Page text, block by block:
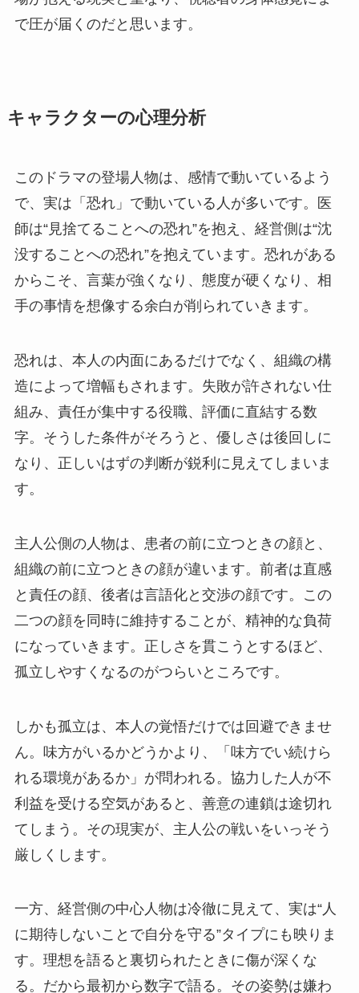
で圧が届くのだと思います。
キャラクターの心理分析
このドラマの登場人物は、感情で動いているよう
で、実は「恐れ」で動いている人が多いです。医
師は“見捨てることへの恐れ”を抱え、経営側は“沈
没することへの恐れ”を抱えています。恐れがある
からこそ、言葉が強くなり、態度が硬くなり、相
手の事情を想像する余白が削られていきます。
恐れは、本人の内面にあるだけでなく、組織の構
造によって増幅もされます。失敗が許されない仕
組み、責任が集中する役職、評価に直結する数
字。そうした条件がそろうと、優しさは後回しに
なり、正しいはずの判断が鋭利に見えてしまいま
す。
主人公側の人物は、患者の前に立つときの顔と、
組織の前に立つときの顔が違います。前者は直感
と責任の顔、後者は言語化と交渉の顔です。この
二つの顔を同時に維持することが、精神的な負荷
になっていきます。正しさを貫こうとするほど、
孤立しやすくなるのがつらいところです。
しかも孤立は、本人の覚悟だけでは回避できませ
ん。味方がいるかどうかより、「味方でい続けら
れる環境があるか」が問われる。協力した人が不
利益を受ける空気があると、善意の連鎖は途切れ
てしまう。その現実が、主人公の戦いをいっそう
厳しくします。
一方、経営側の中心人物は冷徹に見えて、実は“人
に期待しないことで自分を守る”タイプにも映りま
す。理想を語ると裏切られたときに傷が深くな
る。だから最初から数字で語る。その姿勢は嫌わ